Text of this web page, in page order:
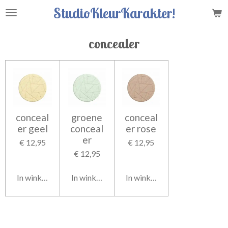
Ga
hoofdinhoud
StudioKleurKarakter!
concealer
conceal
er geel
€ 12,95
In winkelwagen
groene
conceal
er
€ 12,95
In winkelwagen
conceal
er rose
€ 12,95
In winkelwagen